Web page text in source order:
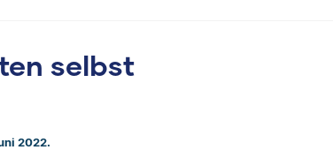
selbst
2022.